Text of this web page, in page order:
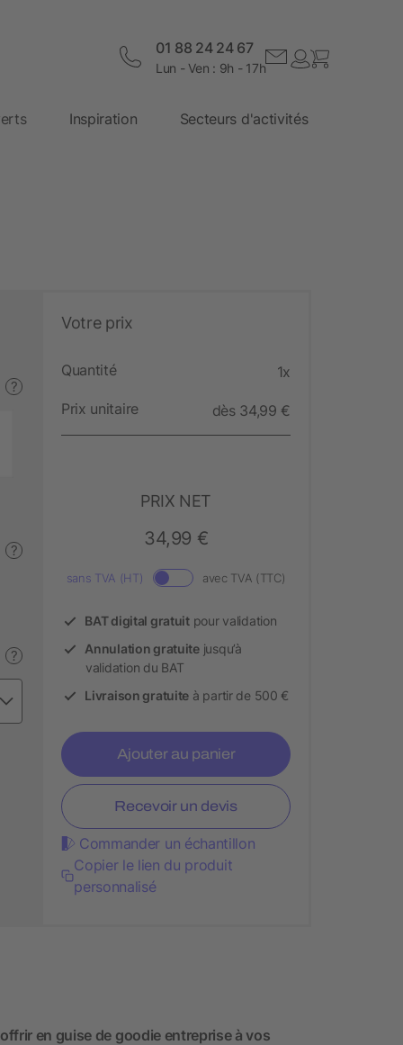
01 88 24 24 67
Lun - Ven : 9h - 17h
Inspiration Secteurs d'activités
?
?
?
Votre prix
Quantité 1x
Prix unitaire dès 34,99 €
PRIX NET
34,99 €
sans TVA (HT) avec TVA (TTC)
BAT digital gratuitpour validation
Annulation gratuitejusqu’à
validation du BAT
Livraison gratuite à partir de 500 €
Ajouter au panier
Recevoir un devis
Commander un échantillon
Copier le lien du produit
personnalisé
en guise de goodie entreprise à vos